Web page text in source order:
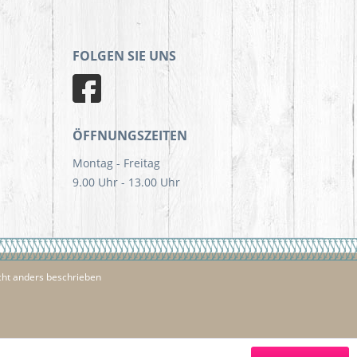
FOLGEN SIE UNS
ÖFFNUNGSZEITEN
Montag - Freitag
9.00 Uhr - 13.00 Uhr
anders beschrieben